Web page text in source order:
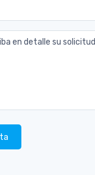
en detalle su solicitud